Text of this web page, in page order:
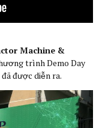
Machine &
trình Demo Day
được diễn ra.